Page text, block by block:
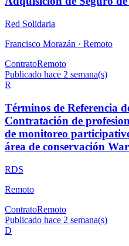
Red Solidaria
Francisco Morazán · Remoto
ContratoRemoto
Publicado hace 2 semana(s)
R
Términos de Referencia
Contratación de
de monitoreo
área de conservación
RDS
Remoto
ContratoRemoto
Publicado hace 2 semana(s)
D